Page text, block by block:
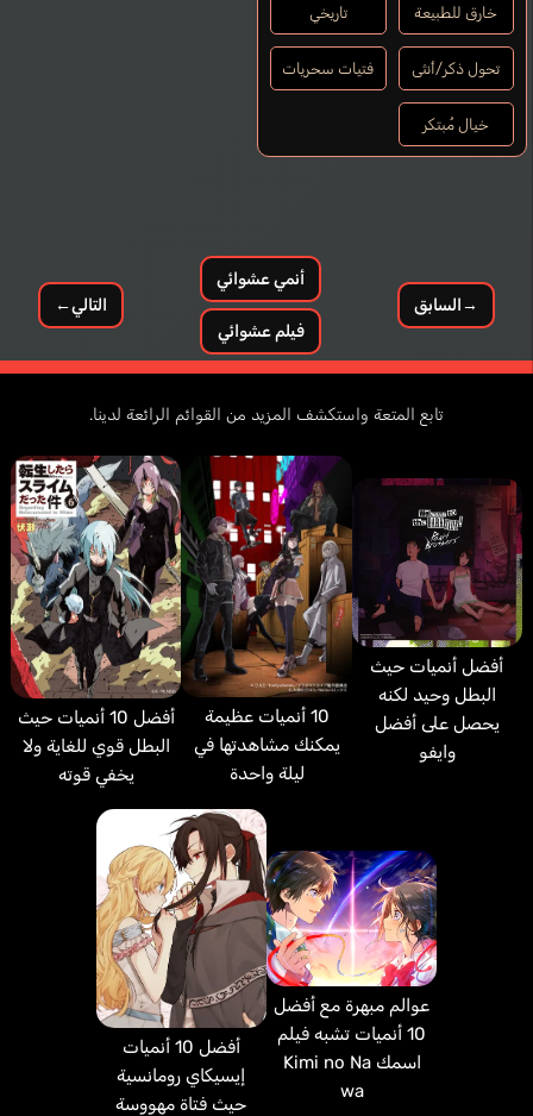
خارق للطبيعة تاريخي
تحول ذكر/أنثى فتيات سحريات
خيال مُبتكر
→السابق
أنمي عشوائي
فيلم عشوائي
التالي←
تابع المتعة واستكشف المزيد من القوائم الرائعة لدينا.
أفضل أنميات حيث
البطل وحيد لكنه
يحصل على أفضل
وايفو
10 أنميات عظيمة
يمكنك مشاهدتها في
ليلة واحدة
أفضل 10 أنميات حيث
البطل قوي للغاية ولا
يخفي قوته
عوالم مبهرة مع أفضل
10 أنميات تشبه فيلم
اسمك Kimi no Na
wa
أفضل 10 أنميات
إيسيكاي رومانسية
حيث فتاة مهووسة